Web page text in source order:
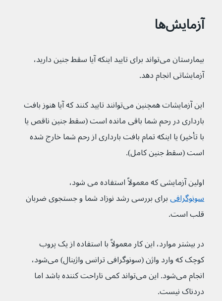
آزمایش‌ها
بیمارستان می‌تواند برای تایید اینکه آیا سقط جنین دارید،
آزمایشاتی انجام دهد.
این آزمایشات همچنین می‌توانند تایید کنند که آیا هنوز بافت
بارداری در رحم شما باقی مانده است (سقط جنین ناقص یا
با تأخیر) یا اینکه تمام بافت بارداری از رحم شما خارج شده
است (سقط جنین کامل).
اولین آزمایشی که معمولاً استفاده می شود،
سونوگرافی برای بررسی رشد نوزاد شما و جستجوی ضربان
قلب است.
در بیشتر موارد، این کار معمولاً با استفاده از یک پروب
کوچک که وارد واژن (سونوگرافی ترانس واژینال) می‌شود،
انجام می‌شود. این می‌تواند کمی ناراحت کننده باشد اما
دردناک نیست.